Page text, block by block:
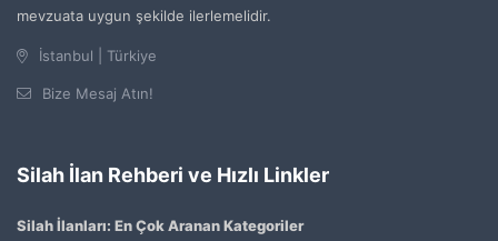
mevzuata uygun şekilde ilerlemelidir.
İstanbul | Türkiye
Bize Mesaj Atın!
Silah İlan Rehberi ve Hızlı Linkler
Silah İlanları: En Çok Aranan Kategoriler